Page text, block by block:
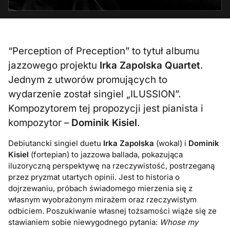
“Perception of Preception” to tytuł albumu
jazzowego projektu Irka Zapolska Quartet.
Jednym z utworów promujących to
wydarzenie został singiel „ILUSSION”.
Kompozytorem tej propozycji jest pianista i
kompozytor – Dominik Kisiel.
Debiutancki singiel duetu Irka Zapolska (wokal) i Dominik
Kisiel (fortepian) to jazzowa ballada, pokazująca
iluzoryczną perspektywę na rzeczywistość, postrzeganą
przez pryzmat utartych opinii. Jest to historia o
dojrzewaniu, próbach świadomego mierzenia się z
własnym wyobrażonym mirażem oraz rzeczywistym
odbiciem. Poszukiwanie własnej tożsamości wiąże się ze
stawianiem sobie niewygodnego pytania: Whose my